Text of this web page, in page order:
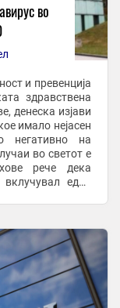
во
и превенција
здравствена
денеска изјави
имало нејасен
негативно на
во светот е
рече дека
едно